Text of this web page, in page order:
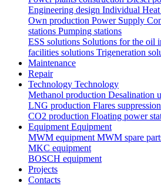
Engineering design Individual Heat
Own production Power Supply
stations Pumping stations
ESS solutions Solutions for the oil
facilities solutions Trigeneration
Maintenance
Repair
Technology Technology
Methanol production Desalination
LNG production Flares suppression
СО2 production Floating power
EquipmentEquipment
MWM equipmentMWM spare
MKC equipment
BOSCH equipment
Projects
Contacts